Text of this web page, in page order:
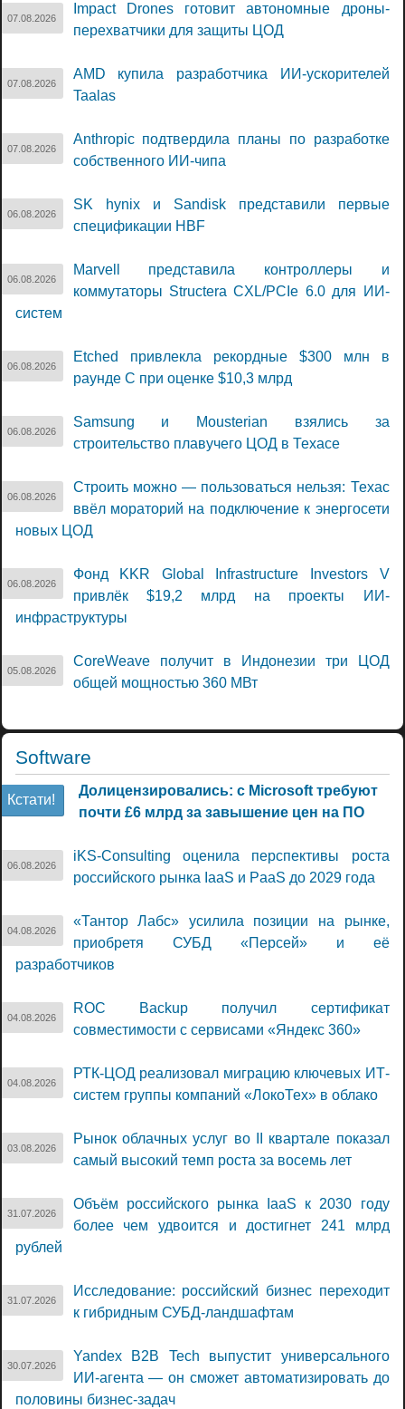
07.08.2026
Impact Drones готовит автономные дроны-
перехватчики для защиты ЦОД
07.08.2026
AMD купила разработчика ИИ-ускорителей
Taalas
07.08.2026
Anthropic подтвердила планы по разработке
собственного ИИ-чипа
06.08.2026
SK hynix и Sandisk представили первые
спецификации HBF
06.08.2026
Marvell представила контроллеры и
коммутаторы Structera CXL/PCIe 6.0 для ИИ-
систем
06.08.2026
Etched привлекла рекордные $300 млн в
раунде C при оценке $10,3 млрд
06.08.2026
Samsung и Mousterian взялись за
строительство плавучего ЦОД в Техасе
06.08.2026
Строить можно — пользоваться нельзя: Техас
ввёл мораторий на подключение к энергосети
новых ЦОД
06.08.2026
Фонд KKR Global Infrastructure Investors V
привлёк $19,2 млрд на проекты ИИ-
инфраструктуры
05.08.2026
CoreWeave получит в Индонезии три ЦОД
общей мощностью 360 МВт
Software
Кстати!
Долицензировались: с Microsoft требуют
почти £6 млрд за завышение цен на ПО
06.08.2026
iKS-Consulting оценила перспективы роста
российского рынка IaaS и PaaS до 2029 года
04.08.2026
«Тантор Лабс» усилила позиции на рынке,
приобретя СУБД «Персей» и её
разработчиков
04.08.2026
ROC Backup получил сертификат
совместимости с сервисами «Яндекс 360»
04.08.2026
РТК-ЦОД реализовал миграцию ключевых ИТ-
систем группы компаний «ЛокоТех» в облако
03.08.2026
Рынок облачных услуг во II квартале показал
самый высокий темп роста за восемь лет
31.07.2026
Объём российского рынка IaaS к 2030 году
более чем удвоится и достигнет 241 млрд
рублей
31.07.2026
Исследование: российский бизнес переходит
к гибридным СУБД-ландшафтам
30.07.2026
Yandex B2B Tech выпустит универсального
ИИ-агента — он сможет автоматизировать до
половины бизнес-задач